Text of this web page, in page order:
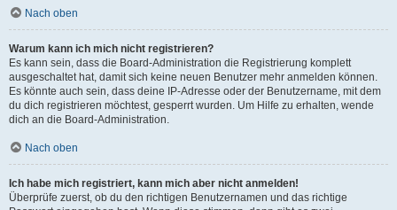
Nach oben
Warum kann ich mich nicht registrieren?
Es kann sein, dass die Board-Administration die Registrierung komplett
ausgeschaltet hat, damit sich keine neuen Benutzer mehr anmelden können.
Es könnte auch sein, dass deine IP-Adresse oder der Benutzername, mit dem
du dich registrieren möchtest, gesperrt wurden. Um Hilfe zu erhalten, wende
dich an die Board-Administration.
Nach oben
Ich habe mich registriert, kann mich aber nicht anmelden!
Überprüfe zuerst, ob du den richtigen Benutzernamen und das richtige